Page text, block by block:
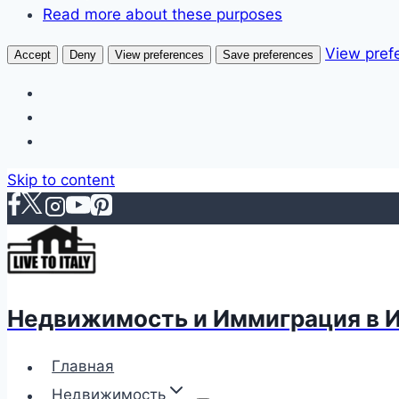
Read more about these purposes
Accept Deny View preferences Save preferences View
Skip to content
Недвижимость и Иммиграция в
Главная
Недвижимость